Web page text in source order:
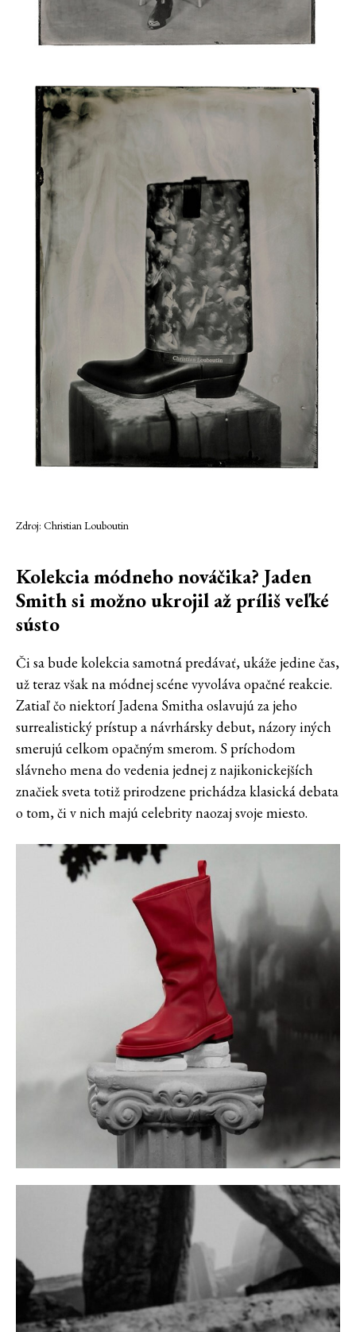
Zdroj: Christian Louboutin
Kolekcia módneho nováčika? Jaden
Smith si možno ukrojil až príliš veľké
sústo
Či sa bude kolekcia samotná predávať, ukáže jedine čas,
už teraz však na módnej scéne vyvoláva opačné reakcie.
Zatiaľ čo niektorí Jadena Smitha oslavujú za jeho
surrealistický prístup a návrhársky debut, názory iných
smerujú celkom opačným smerom. S príchodom
slávneho mena do vedenia jednej z najikonickejších
značiek sveta totiž prirodzene prichádza klasická debata
o tom, či v nich majú celebrity naozaj svoje miesto.